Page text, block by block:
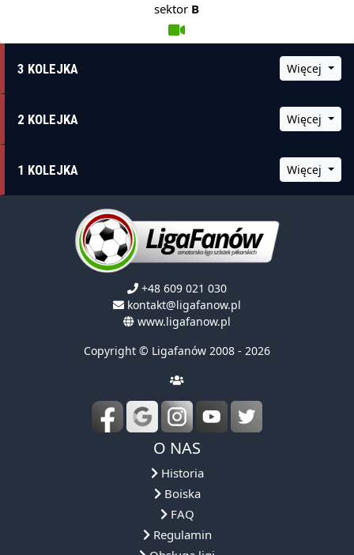
sektor B
3 KOLEJKA Więcej
2 KOLEJKA Więcej
1 KOLEJKA Więcej
+48 609 021 030
kontakt@ligafanow.pl
www.ligafanow.pl
Copyright © Ligafanów 2008 - 2026
O NAS
Historia
Boiska
FAQ
Regulamin